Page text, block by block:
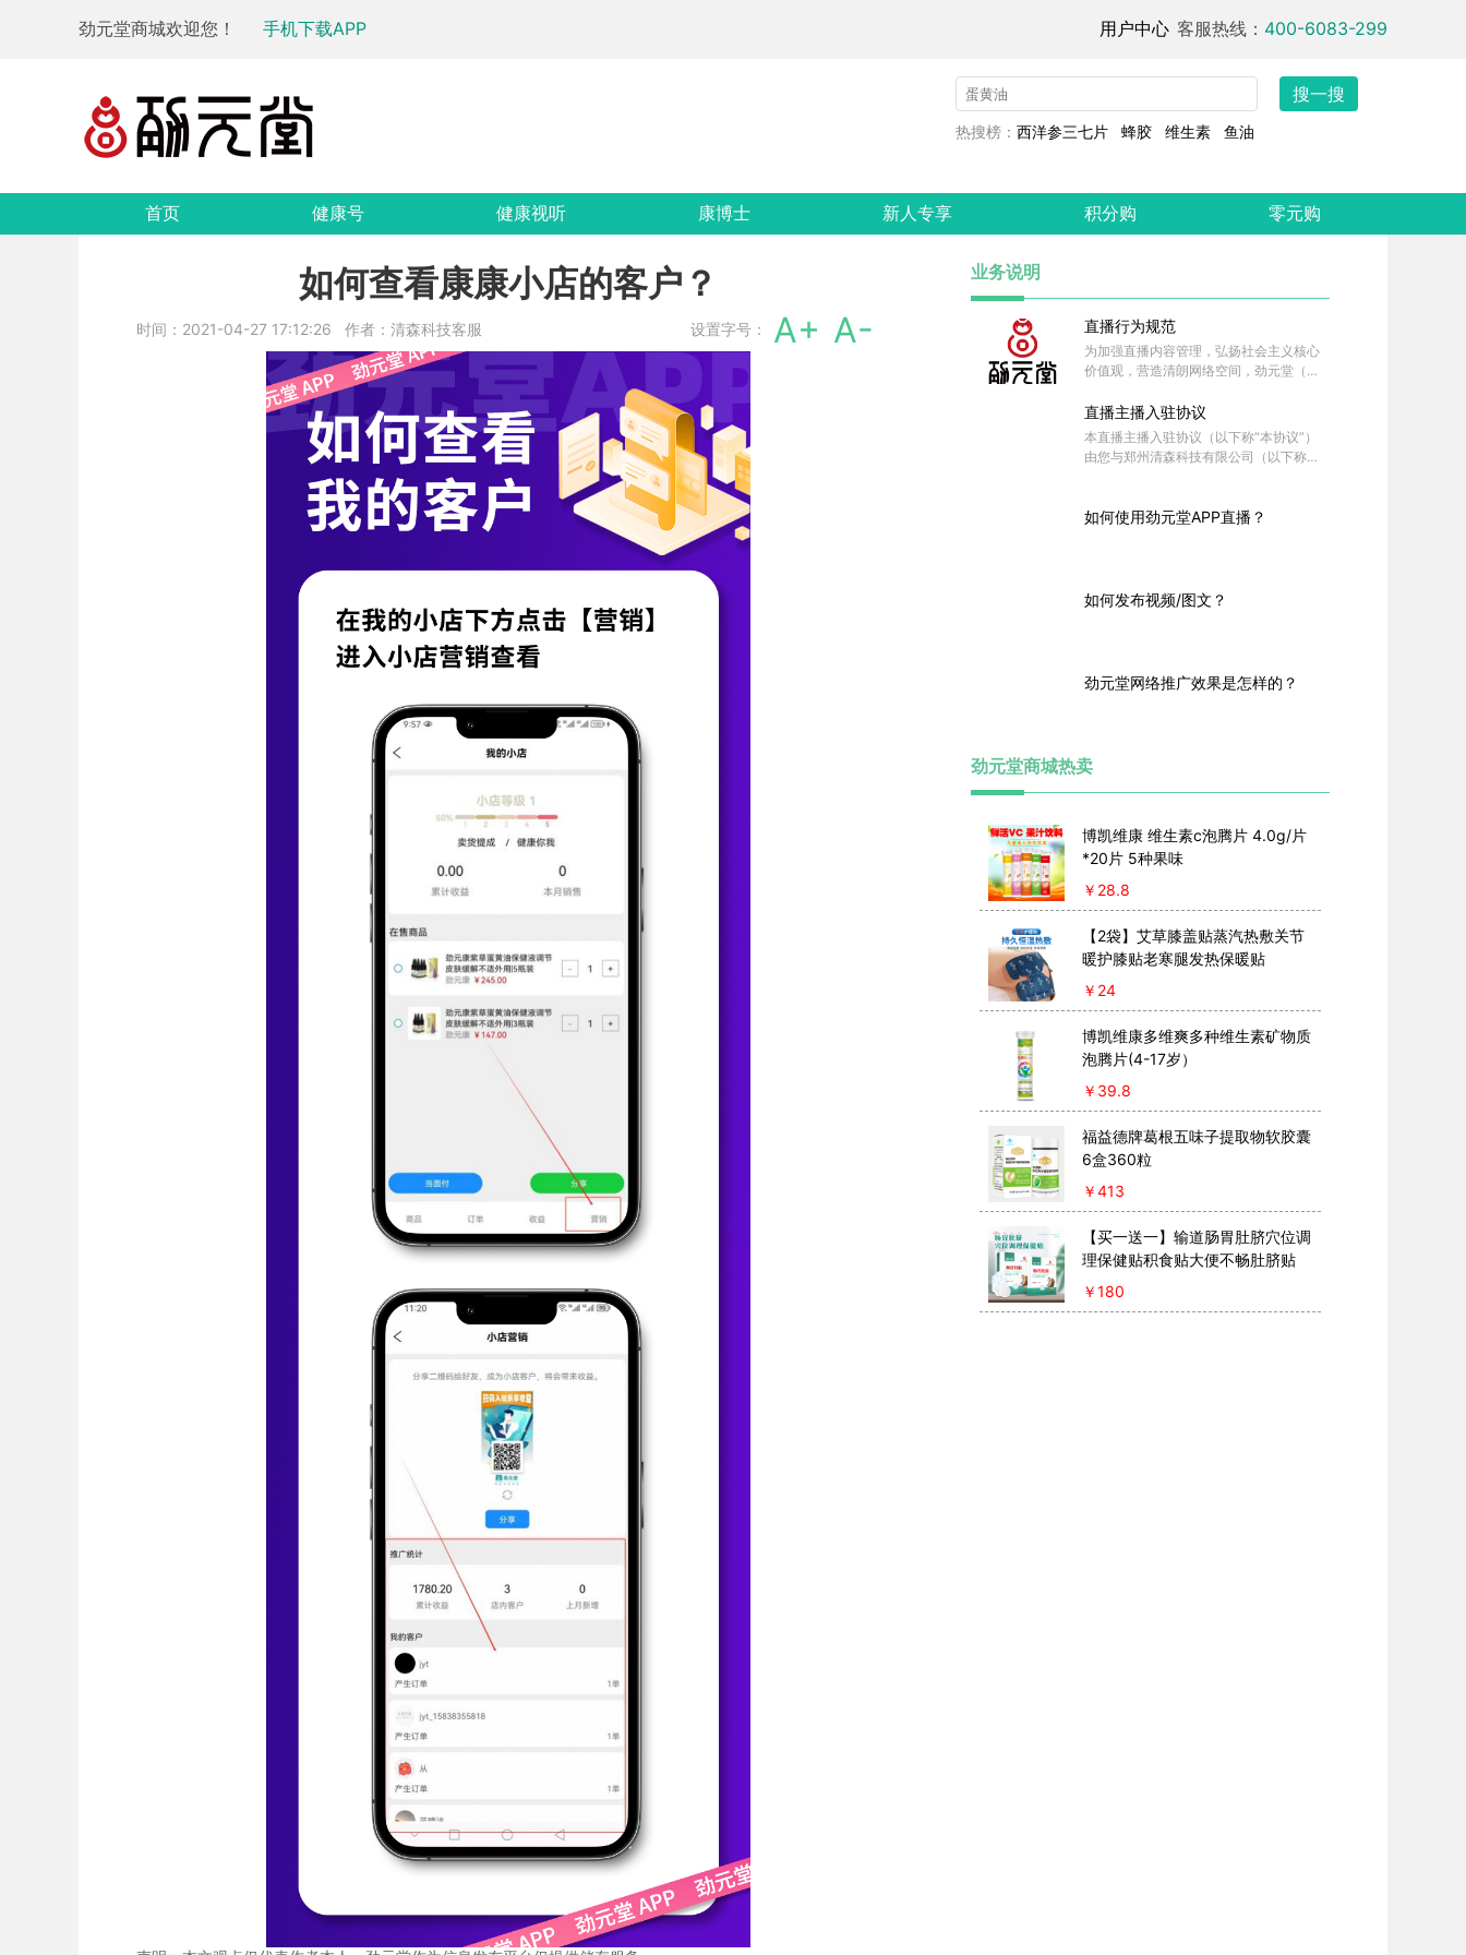
劲元堂商城欢迎您！ 手机下载APP 用户中心 客服热线： 400-6083-299
搜一搜
热搜榜： 西洋参三七片 蜂胶 维生素 鱼油
首页 健康号 健康视听 康博士 新人专享 积分购 零元购
如何查看康康小店的客户？
时间：2021-04-27 17:12:26 作者：清森科技客服 设置字号： A+ A-
业务说明
直播行为规范
为加强直播内容管理，弘扬社会主义核心
价值观，营造清朗网络空间，劲元堂（平
简称“公司”）依据《互联网直播服务管理
规定》《网络表演经营活动管理办法》等
法律法规及平台规则，制定本规范。
直播主播入驻协议
本直播主播入驻协议（以下称“本协议”）
由您与郑州清森科技有限公司（以下称“
直播及相关服务前，认真阅读并充分理解
款、法律适用和争议解决条款等。其中，
如何使用劲元堂APP直播？
如何发布视频/图文？
劲元堂网络推广效果是怎样的？
劲元堂商城热卖
博凯维康 维生素c泡腾片 4.0g/片
*20片 5种果味
￥ 28.8
【2袋】艾草膝盖贴蒸汽热敷关节
暖护膝贴老寒腿发热保暖贴
￥ 24
博凯维康多维爽多种维生素矿物质
泡腾片(4-17岁）
￥ 39.8
福益德牌葛根五味子提取物软胶囊
6盒360粒
￥413
【买一送一】输道肠胃肚脐穴位调
理保健贴积食贴大便不畅肚脐贴
￥180